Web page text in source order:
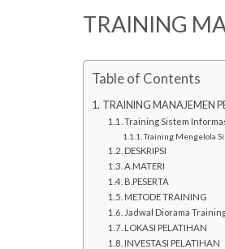
TRAINING
Table of Contents
TRAINING MANAJEMEN
Training Sistem
Training Mengelola
DESKRIPSI
A.MATERI
B.PESERTA
METODE TRAINING
Jadwal Diorama
LOKASI PELATIHAN
INVESTASI PELATIHAN